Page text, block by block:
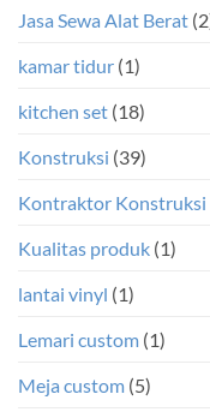
Jasa Sewa Alat Berat
kamar tidur (1)
kitchen set (18)
Konstruksi (39)
Kontraktor Konstruksi
Kualitas produk (1)
lantai vinyl (1)
Lemari custom (1)
Meja custom (5)